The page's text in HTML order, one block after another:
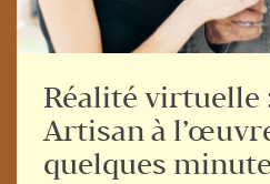
Réalité virtuelle
Artisan à
quelques